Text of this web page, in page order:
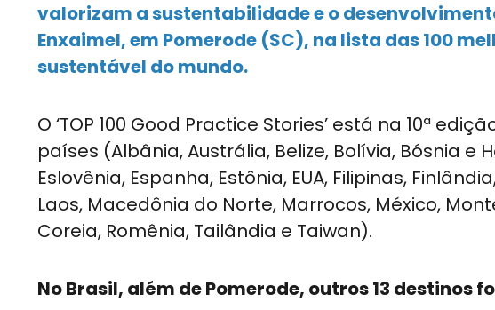
valorizam a sustentabilidade e o
Enxaimel, em Pomerode (SC), na lista das 100
sustentável do mundo.
O ‘TOP 100 Good Practice Stories’ está na 10ª
países (Albânia, Austrália, Belize, Bolívia, Bósnia e
Eslovênia, Espanha, Estônia, EUA, Filipinas,
Laos, Macedônia do Norte, Marrocos, México,
Coreia, Romênia, Tailândia e Taiwan).
No Brasil, além de Pomerode, outros 13 destinos